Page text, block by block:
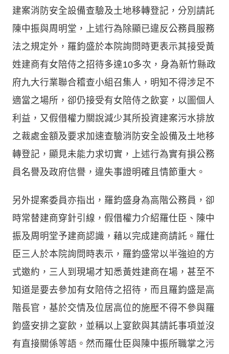
建案消防安全設備查驗及土地移轉登記，分別請託
陳中振與周明堂，上述行為除顯已違反公務員服務
法之規定外，羅鈞盛於本院詢問時更表示其接受黃
姓建商有女陪侍之招待多達10多次，身為新竹縣政
府九大行業聯合稽查小組召集人，明知不得涉足不
適當之場所，卻仍接受有女陪侍之飲宴，以圖個人
利益，又假借權力關說減少其所投資建案污水排放
之裁處金額及要求加速查驗消防安全設備及土地移
轉登記，顯見未能力求切實，上述行為實有損公務
員名譽及政府信譽，違失事證明確且情節重大。
另外提案委員亦指出，羅鈞盛身為高階公務員，卻
時常替建商穿針引線，假借權力介紹羅仕臣、陳中
振及周明堂予建商認識，藉以完成建商請託。羅仕
臣三人於本院詢問時表示，羅鈞盛常以半強迫的方
式邀約，三人到現場才知悉黃姓建商在場，甚至不
知道是要去參加有女陪侍之招待，而且羅鈞盛是高
階長官，基於交情及位居高位的施壓不得不參與羅
鈞盛安排之宴飲，並稱以上宴飲與其請託事項並沒
有直接關係等語。然而羅仕臣與陳中振所職掌之污